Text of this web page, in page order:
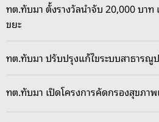
ทต.ทับมา ตั้งรางวัลนำจับ 20,000 บาท
ขยะ
ทต.ทับมา ปรับปรุงแก้ไขระบบสาธารณู
ทต.ทับมา เปิดโครงการคัดกรองสุขภา